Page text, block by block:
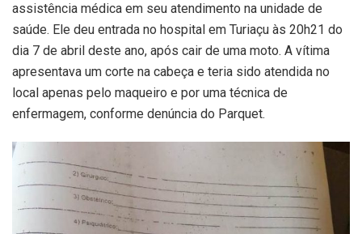
assistência médica em seu atendimento na unidade de
saúde. Ele deu entrada no hospital em Turiaçu às 20h21 do
dia 7 de abril deste ano, após cair de uma moto. A vítima
apresentava um corte na cabeça e teria sido atendida no
local apenas pelo maqueiro e por uma técnica de
enfermagem, conforme denúncia do Parquet.